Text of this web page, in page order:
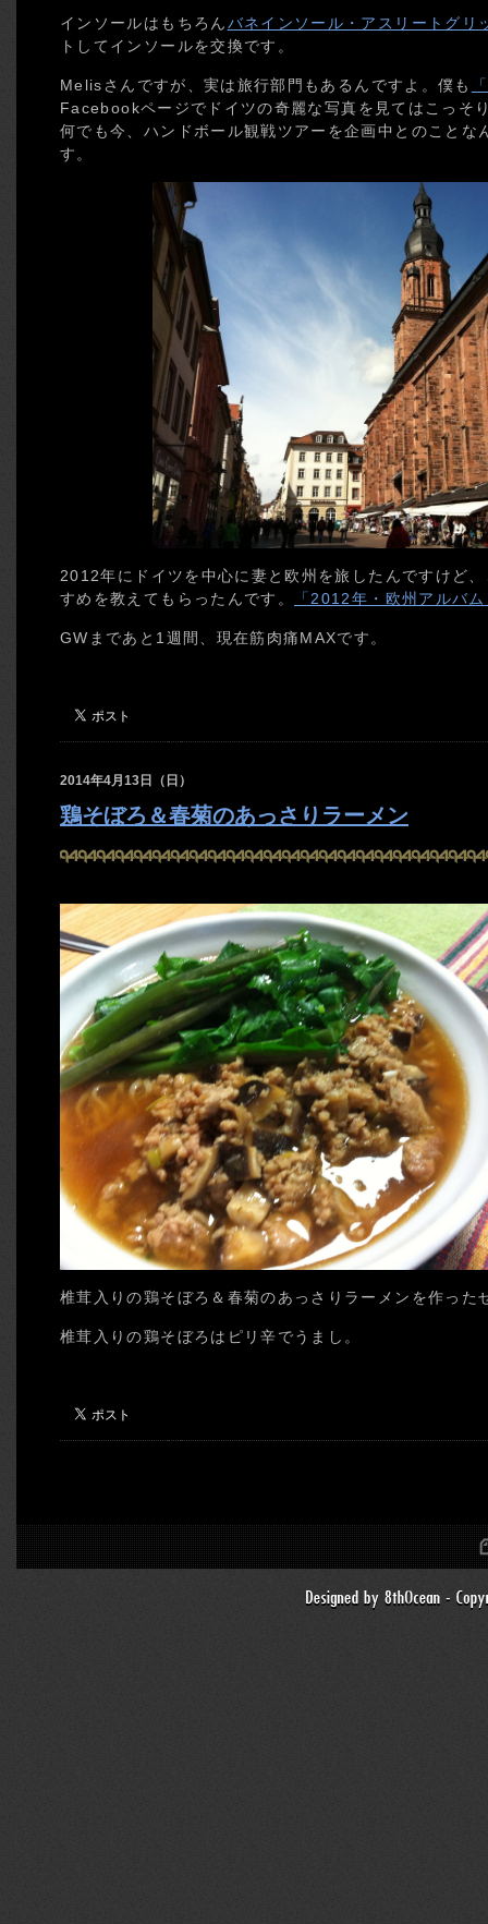
インソールはもちろん バネインソール・アスリートグリ
トしてインソールを交換です。
Melisさんですが、実は旅行部門もあるんですよ。僕も
Facebookページでドイツの奇麗な写真を見てはこっそ
何でも今、ハンドボール観戦ツアーを企画中とのことな
す。
2012年にドイツを中心に妻と欧州を旅したんですけど
すめを教えてもらったんです。
「2012年・欧州アルバ
GWまであと1週間、現在筋肉痛MAXです。
2014年4月13日（日）
鶏そぼろ＆春菊のあっさりラーメン
椎茸入りの鶏そぼろ＆春菊のあっさりラーメンを作った
椎茸入りの鶏そぼろはピリ辛でうまし。